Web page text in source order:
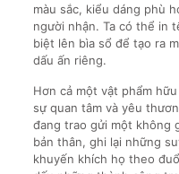
màu sắc, kiểu dáng phù
người nhận. Ta có thể in
biệt lên bìa sổ để tạo ra
dấu ấn riêng.
Hơn cả một vật phẩm
sự quan tâm và yêu
đang trao gửi một không
bản thân, ghi lại những
khuyến khích họ theo